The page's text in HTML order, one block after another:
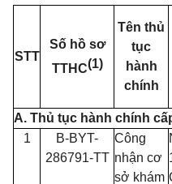
STT
Số hồ sơ
TTHC(1)
Tên thủ
tục
hành
chính
A. Thủ tục hành chính
1
B-BYT-
286791-TT
Công
nhận cơ
sở khám